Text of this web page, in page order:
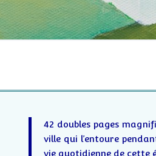
42 doubles pages
ville qui l’entoure
vie quotidienne de cette